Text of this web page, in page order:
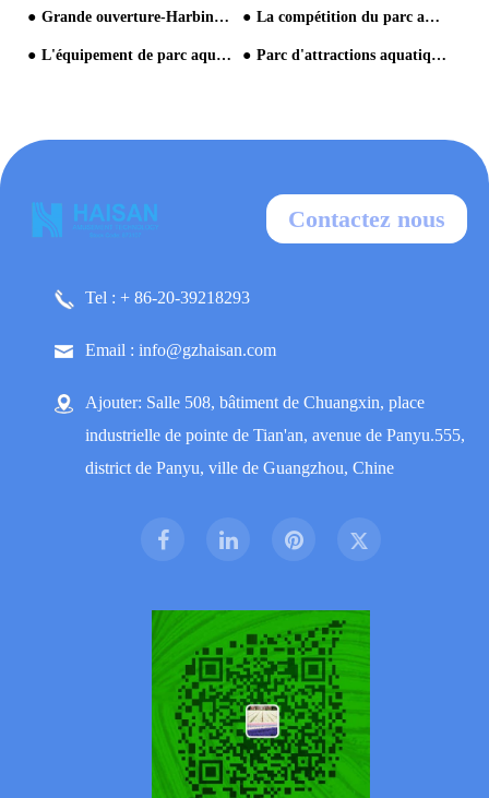
Grande ouverture-Harbin Beautiful Island parc aquatique La compétition du parc aquatique à l'avenir sera la compétition de la culture thématique
L'équipement de parc aquatique de Haisan dans le parc aquatique d'Uzbekistan LLC Parc d'attractions aquatiques Haisan Think-Tank: Suggestions pour la construction d'un parc
Contactez nous
Tel : + 86-20-39218293
Email : info@gzhaisan.com
Ajouter: Salle 508, bâtiment de Chuangxin, place
industrielle de pointe de Tian'an, avenue de Panyu.555,
district de Panyu, ville de Guangzhou, Chine